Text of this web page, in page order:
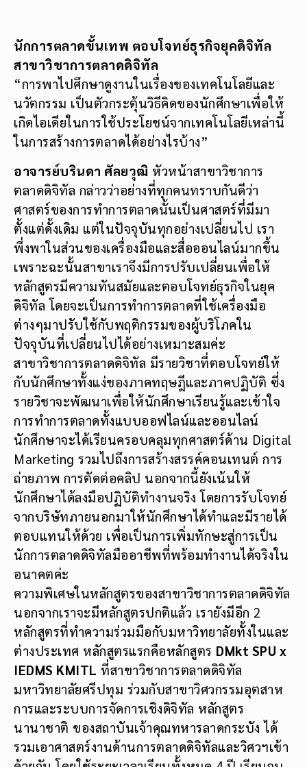
นวัตกรรม เป็นตัวกระตุ้นวิธีคิดของนักศึกษาเพื่อให้
เกิดไอเดียในการใช้ประโยชน์จากเทคโนโลยีเหล่านี้
ในการสร้างการตลาดได้อย่างไรบ้าง”
อาจารย์บรินดา ศัลยวุฒิหัวหน้าสาขาวิชาการ
ตลาดดิจิทัล กล่าวว่าอย่างที่ทุกคนทราบกันดีว่า
ตั้งแต่ดั้งเดิม แต่ในปัจจุบันทุกอย่างเปลี่ยนไป เรา
พึ่งพาในส่วนของเครื่องมือและสื่อออนไลน์มากขึ้น
เพราะฉะนั้นสาขาเราจึงมีการปรับเปลี่ยนเพื่อให้
หลักสูตรมีความทันสมัยและตอบโจทย์ธุรกิจในยุค
ดิจิทัล โดยจะเป็นการทำการตลาดที่ใช้เครื่องมือ
ต่างๆมาปรับใช้กับพฤติกรรมของผู้บริโภคใน
ปัจจุบันที่เปลี่ยนไปได้อย่างเหมาะสมค่ะ
สาขาวิชาการตลาดดิจิทัล มีรายวิชาที่ตอบโจทย์ให้
กับนักศึกษาทั้งแง่ของภาคทฤษฎีและภาคปฏิบัติ ซี่ง
รายวิชาจะพัฒนาเพื่อให้นักศึกษาเรียนรู้และเข้าใจ
การทำการตลาดทั้งแบบออฟไลน์และออนไลน์
นักศึกษาจะได้เรียนครอบคลุมทุกศาสตร์ด้าน Digital
Marketing รวมไปถึงการสร้างสรรค์คอนเทนต์ การ
ถ่ายภาพ การตัดต่อคลิป นอกจากนี้ยังเน้นให้
นักศึกษาได้ลงมือปฏิบัติทำงานจริง โดยการรับโจทย์
จากบริษัทภายนอกมาให้นักศึกษาได้ทำและมีรายได้
ตอบแทนให้ด้วย เพื่อเป็นการเพิ่มทักษะสู่การเป็น
นักการตลาดดิจิทัลมืออาชีพที่พร้อมทำงานได้จริงใน
อนาคตค่ะ
ความพิเศษในหลักสูตรของสาขาวิชาการตลาดดิจิทัล
นอกจากเราจะมีหลักสูตรปกติแล้ว เรายังมีอีก 2
หลักสูตรที่ทำความร่วมมือกับมหาวิทยาลัยทั้งในและ
ต่างประเทศ หลักสูตรแรกคือหลักสูตรDMkt SPU x
IEDMS KMITLที่สาขาวิชาการตลาดดิจิทัล
มหาวิทยาลัยศรีปทุม ร่วมกับสาขาวิศวกรรมอุตสาห
การและระบบการจัดการเชิงดิจิทัล หลักสูตร
นานาชาติ ของสถาบันเจ้าคุณทหารลาดกระบัง ได้
รวมเอาศาสตร์งานด้านการตลาดดิจิทัลและวิศวฯเข้า
ด้วยกัน โดยใช้ระยะเวลาเรียนทั้งหมด 4 ปี เรียนจบ
รับทันที 2 ปริญญา และอีก 1 หลักสูตรที่ให้นักศึกษา
ได้เปิดประสบการณ์ บินไกลไปถึงประเทศอังกฤษ